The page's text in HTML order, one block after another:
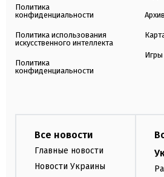
Политика
конфиденциальности
Политика использования
искусственного интеллекта
Политика
конфиденциальности
Архив
Игры
Все новости
Главные новости
Новости Украины